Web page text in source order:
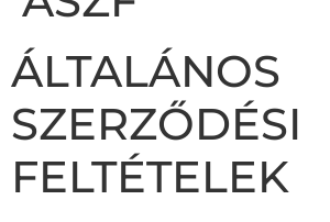
ÁLTALÁNOS
SZERZŐDÉSI
FELTÉTELEK